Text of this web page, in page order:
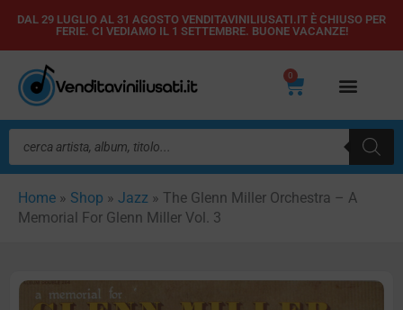
Vai
contenuto
DAL 29 LUGLIO AL 31 AGOSTO VENDITAVINILIUSATI.IT È CHIUSO PER
FERIE. CI VEDIAMO IL 1 SETTEMBRE. BUONE VACANZE!
0
Carrello
Ricerca
prodotti
Home » Shop » Jazz » The Glenn Miller Orchestra – A
Memorial For Glenn Miller Vol. 3